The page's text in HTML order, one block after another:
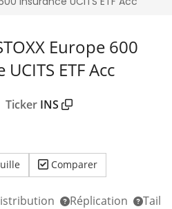
Europe 600
ETF Acc
Ticker INS
Comparer
Réplication